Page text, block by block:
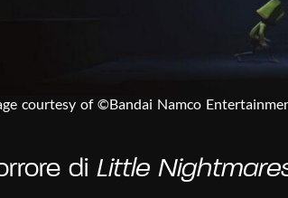
courtesy of ©Bandai Namco
di Little